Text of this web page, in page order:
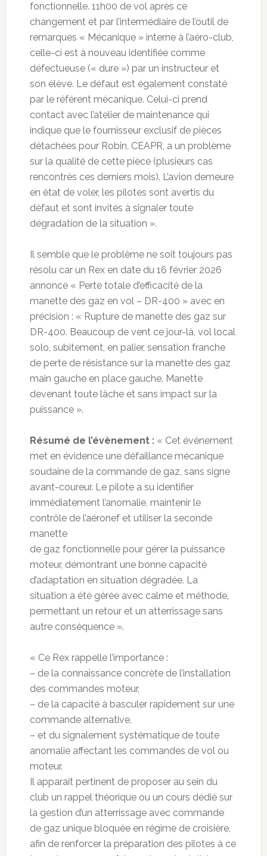
fonctionnelle. 11h00 de vol après ce
changement et par l’intermédiaire de l’outil de
remarques « Mécanique » interne à l’aéro-club,
celle-ci est à nouveau identifiée comme
défectueuse (« dure ») par un instructeur et
son élève. Le défaut est également constaté
par le référent mécanique. Celui-ci prend
contact avec l’atelier de maintenance qui
indique que le fournisseur exclusif de pièces
détachées pour Robin, CEAPR, a un problème
sur la qualité de cette pièce (plusieurs cas
rencontrés ces derniers mois). L’avion demeure
en état de voler, les pilotes sont avertis du
défaut et sont invités à signaler toute
dégradation de la situation ».
Il semble que le problème ne soit toujours pas
résolu car un Rex en date du 16 février 2026
annonce « Perte totale d’efficacité de la
manette des gaz en vol – DR-400 » avec en
précision : « Rupture de manette des gaz sur
DR-400. Beaucoup de vent ce jour-là, vol local
solo, subitement, en palier, sensation franche
de perte de résistance sur la manette des gaz
main gauche en place gauche. Manette
devenant toute lâche et sans impact sur la
puissance ».
Résumé de l’évènement :« Cet événement
met en évidence une défaillance mécanique
soudaine de la commande de gaz, sans signe
avant-coureur. Le pilote a su identifier
immédiatement l’anomalie, maintenir le
contrôle de l’aéronef et utiliser la seconde
manette
de gaz fonctionnelle pour gérer la puissance
moteur, démontrant une bonne capacité
d’adaptation en situation dégradée. La
situation a été gérée avec calme et méthode,
permettant un retour et un atterrissage sans
autre conséquence ».
« Ce Rex rappelle l’importance :
– de la connaissance concrète de l’installation
des commandes moteur,
– de la capacité à basculer rapidement sur une
commande alternative,
– et du signalement systématique de toute
anomalie affectant les commandes de vol ou
moteur.
Il apparaît pertinent de proposer au sein du
club un rappel théorique ou un cours dédié sur
la gestion d’un atterrissage avec commande
de gaz unique bloquée en régime de croisière,
afin de renforcer la préparation des pilotes à ce